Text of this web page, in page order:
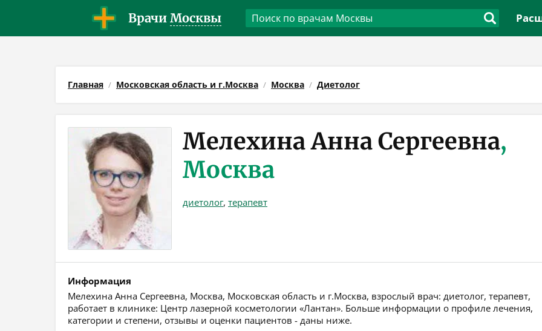
Врачи Москвы
Главная Московская область и г.Москва Москва Диетолог
Мелехина Анна Сергеевна,
Москва
диетолог, терапевт
Информация
Мелехина Анна Сергеевна, Москва, Московская область и г.Москва, взрослый врач: диетолог, терапевт,
работает в клинике: Центр лазерной косметологии «Лантан». Больше информации о профиле лечения,
категории и степени, отзывы и оценки пациентов - даны ниже.